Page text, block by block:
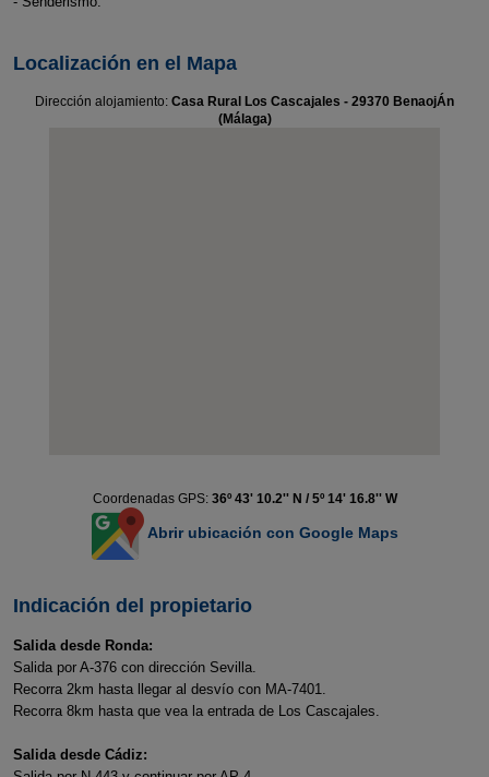
Localización en el Mapa
Dirección alojamiento: Casa Rural Los Cascajales - 29370 BenaojÁn
(Málaga)
Coordenadas GPS: 36º 43' 10.2'' N / 5º 14' 16.8'' W
Abrir ubicación con Google Maps
Indicación del propietario
Salida desde Ronda:
Salida por A-376 con dirección Sevilla.
Recorra 2km hasta llegar al desvío con MA-7401.
Recorra 8km hasta que vea la entrada de Los Cascajales.
Salida desde Cádiz: